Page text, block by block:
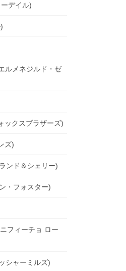
デイル)
ルメネジルド・ゼ
ックスブラザーズ)
ズ)
ンド＆シェリー)
・フォスター)
フィーチョ ロー
シャーミルズ)